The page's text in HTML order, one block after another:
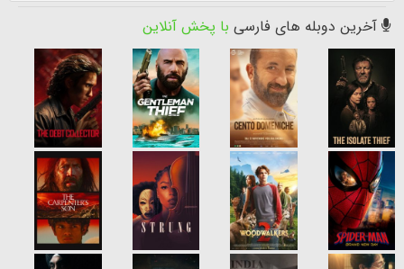
آخرین دوبله های فارسی با پخش آنلاین